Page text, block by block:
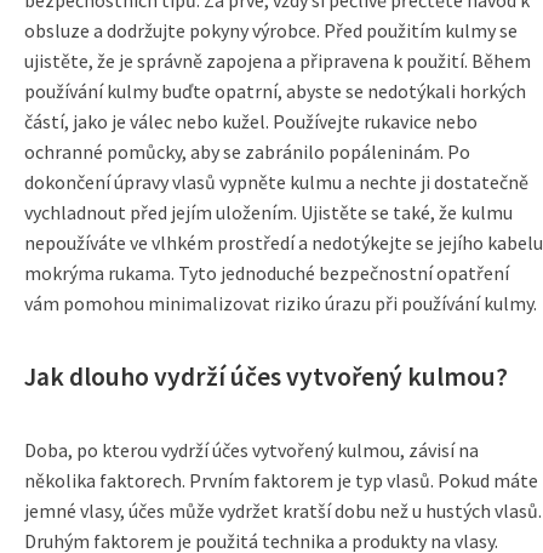
obsluze a dodržujte pokyny výrobce. Před použitím kulmy se
ujistěte, že je správně zapojena a připravena k použití. Během
používání kulmy buďte opatrní, abyste se nedotýkali horkých
částí, jako je válec nebo kužel. Používejte rukavice nebo
ochranné pomůcky, aby se zabránilo popáleninám. Po
dokončení úpravy vlasů vypněte kulmu a nechte ji dostatečně
vychladnout před jejím uložením. Ujistěte se také, že kulmu
nepoužíváte ve vlhkém prostředí a nedotýkejte se jejího kabelu
mokrýma rukama. Tyto jednoduché bezpečnostní opatření
vám pomohou minimalizovat riziko úrazu při používání kulmy.
Jak dlouho vydrží účes vytvořený kulmou?
Doba, po kterou vydrží účes vytvořený kulmou, závisí na
několika faktorech. Prvním faktorem je typ vlasů. Pokud máte
jemné vlasy, účes může vydržet kratší dobu než u hustých vlasů.
Druhým faktorem je použitá technika a produkty na vlasy.